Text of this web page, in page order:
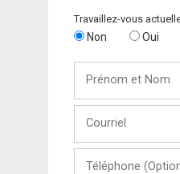
Travaillez-vous
Non Oui
Nom
(Optionnel)